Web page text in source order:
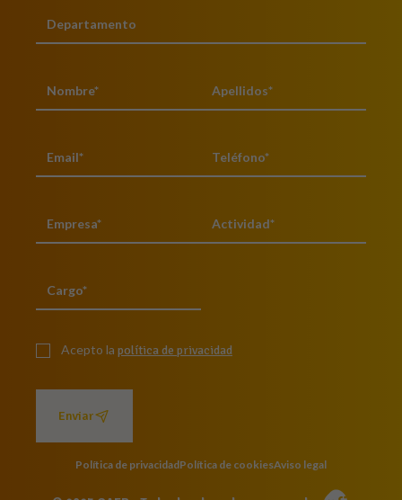
Acepto la política de privacidad
Enviar
Política de privacidadPolítica de cookiesAviso legal